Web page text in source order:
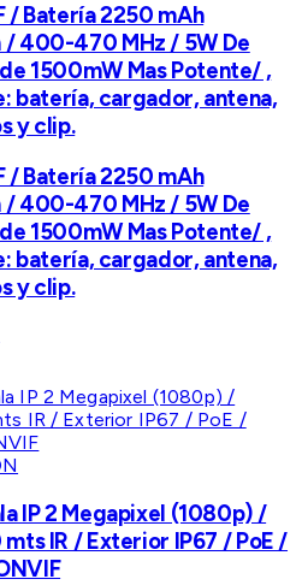
/ Batería 2250 mAh
400-470 MHz / 5W De
1500mW Mas Potente/ ,
batería, cargador, antena,
y clip.
/ Batería 2250 mAh
400-470 MHz / 5W De
1500mW Mas Potente/ ,
batería, cargador, antena,
y clip.
IP 2 Megapixel (1080p) /
IR / Exterior IP67 / PoE /